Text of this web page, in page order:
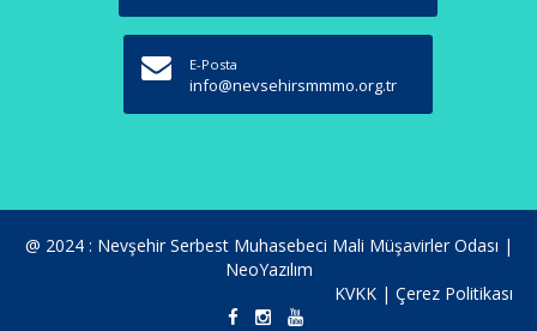
E-Posta
info@nevsehirsmmmo.org.tr
@ 2024 : Nevşehir Serbest Muhasebeci Mali Müşavirler Odası |
NeoYazılım
KVKK | Çerez Politikası